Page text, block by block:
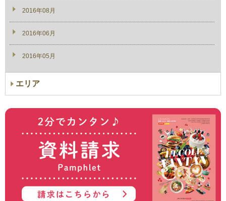
2016年08月
2016年06月
2016年05月
エリア